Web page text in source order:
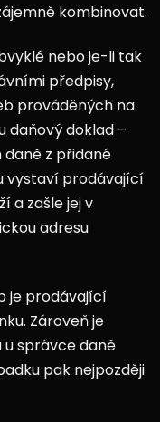
kombinovat.
nebo je-li tak
předpisy,
prováděných na
daňový doklad –
z přidané
vystaví prodávající
a zašle jej v
adresu
je prodávající
Zároveň je
správce daně
pak nejpozději